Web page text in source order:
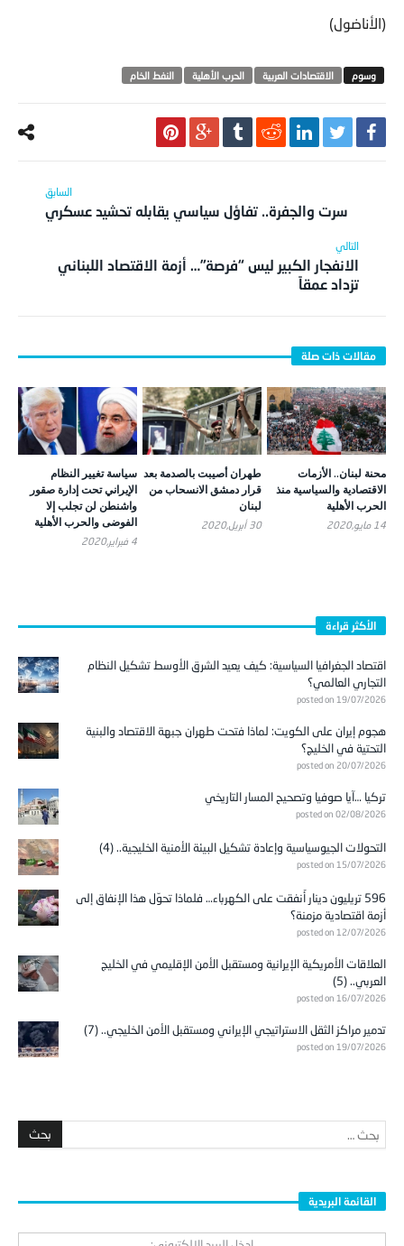
(الأناضول)
الاقتصادات العربية الحرب الأهلية النفط الخام
سرت والجفرة.. تفاؤل سياسي يقابله تحشيد عسكري
الانفجار الكبير ليس “فرصة”… أزمة الاقتصاد اللبناني
تزداد عمقاً
محنة لبنان.. الأزمات
الاقتصادية والسياسية منذ
الحرب الأهلية
14 مايو,2020
طهران أصيبت بالصدمة بعد
قرار دمشق الانسحاب من
لبنان
30 أبريل,2020
سياسة تغيير النظام
الإيراني تحت إدارة صقور
واشنطن لن تجلب إلا
الفوضى والحرب الأهلية
4 فبراير,2020
الأكثر قراءة
اقتصاد الجغرافيا السياسية: كيف يعيد الشرق الأوسط تشكيل النظام
التجاري العالمي؟
posted on 19/07/2026
هجوم إيران على الكويت: لماذا فتحت طهران جبهة الاقتصاد والبنية
التحتية في الخليج؟
posted on 20/07/2026
تركيا …آيا صوفيا وتصحيح المسار التاريخي
posted on 02/08/2026
التحولات الجيوسياسية وإعادة تشكيل البيئة الأمنية الخليجية.. (4)
posted on 15/07/2026
596 تريليون دينار أُنفقت على الكهرباء… فلماذا تحوّل هذا الإنفاق إلى
أزمة اقتصادية مزمنة؟
posted on 12/07/2026
العلاقات الأمريكية الإيرانية ومستقبل الأمن الإقليمي في الخليج
العربي.. (5)
posted on 16/07/2026
تدمير مراكز الثقل الاستراتيجي الإيراني ومستقبل الأمن الخليجي.. (7)
posted on 19/07/2026
القائمة البريدية